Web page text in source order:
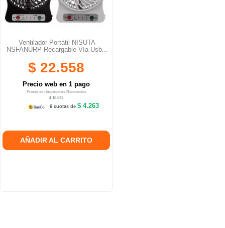
Ventilador Portátil NISUTA
NSFANURP Recargable Vía Usb...
$ 22.558
Precio web en 1 pago
Precio sin Impuestos Nacionales
$ 18.643
6 cuotas de $ 4.263
AÑADIR AL CARRITO